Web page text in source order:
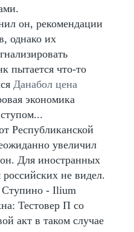
он, рекомендации
однако их
пытается что-то
Данабол цена
экономика
Республиканской
увеличил
Для иностранных
не видел.
Ступино - Ilium
Тестовер П со
акт в таком случае